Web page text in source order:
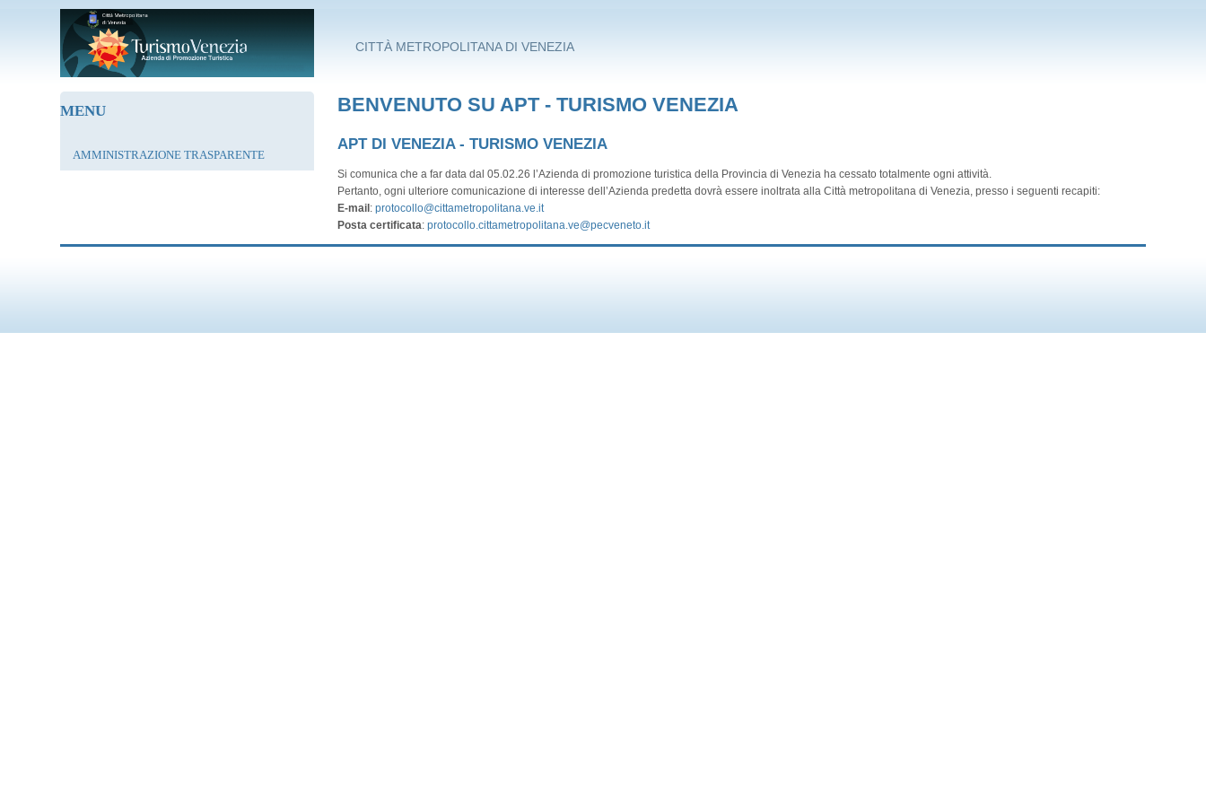
Salta al contenuto principale
CITTÀ METROPOLITANA DI VENEZIA
MENU
AMMINISTRAZIONE TRASPARENTE
BENVENUTO SU APT - TURISMO VENEZIA
APT DI VENEZIA - TURISMO VENEZIA
Si comunica che a far data dal 05.02.26 l’Azienda di promozione turistica della Provincia di Venezia ha cessato totalmente ogni attività.
Pertanto, ogni ulteriore comunicazione di interesse dell’Azienda predetta dovrà essere inoltrata alla Città metropolitana di Venezia, presso i seguenti recapiti:
E-mail:protocollo@cittametropolitana.ve.it
Posta certificata:protocollo.cittametropolitana.ve@pecveneto.it